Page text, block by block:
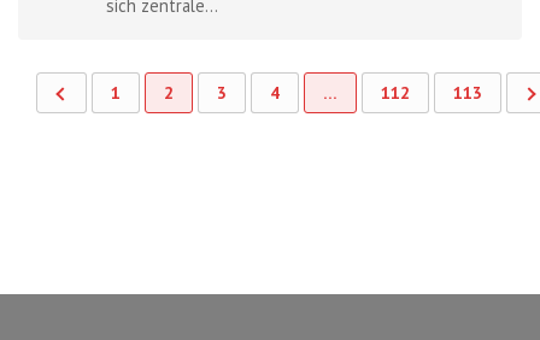
sich zentrale...
1 2 3 4 … 112 113